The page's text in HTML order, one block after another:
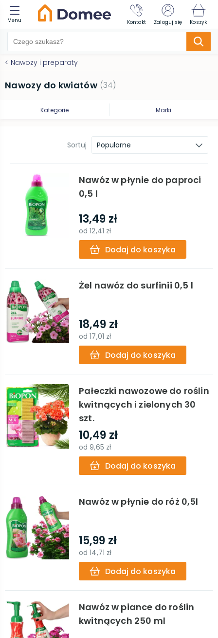
Menu Kontakt Zaloguj się Koszyk
< Nawozy i preparaty
Nawozy do kwiatów (34)
Kategorie Marki
Sortuj Popularne
Nawóz w płynie do paproci
0,5 l
13,49 zł
od12,41 zł
Dodaj do koszyka
Żel nawóz do surfinii 0,5 l
18,49 zł
od17,01 zł
Dodaj do koszyka
Pałeczki nawozowe do roślin
kwitnących i zielonych 30
szt.
10,49 zł
od9,65 zł
Dodaj do koszyka
Nawóz w płynie do róż 0,5l
15,99 zł
od14,71 zł
Dodaj do koszyka
Nawóz w piance do roślin
kwitnących 250 ml